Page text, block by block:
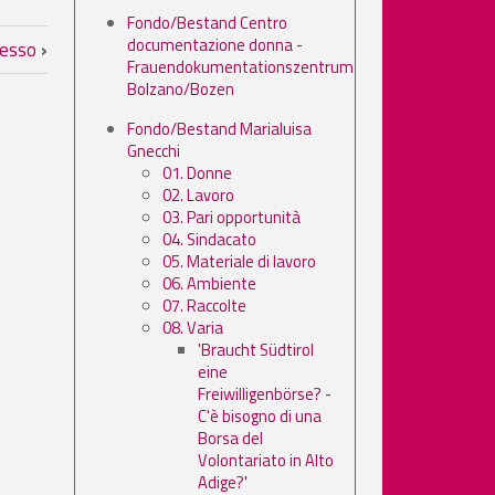
›
Fondo/Bestand Centro
documentazione donna -
Frauendokumentationszentrum
Bolzano/Bozen
Fondo/Bestand Marialuisa
Gnecchi
01. Donne
02. Lavoro
03. Pari opportunità
04. Sindacato
05. Materiale di lavoro
06. Ambiente
07. Raccolte
08. Varia
'Braucht Südtirol
eine
Freiwilligenbörse? -
C'è bisogno di una
Borsa del
Volontariato in Alto
Adige?'